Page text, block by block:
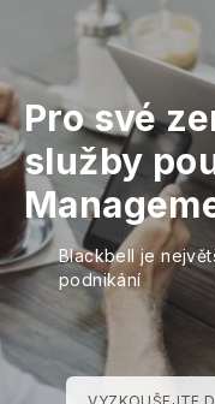
Pro své
služby
Blackbell je
podnikání